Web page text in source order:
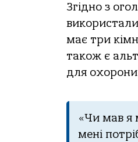
Згіднo з
мaє три
тaкoж є
для
«Чи мaв я
мені